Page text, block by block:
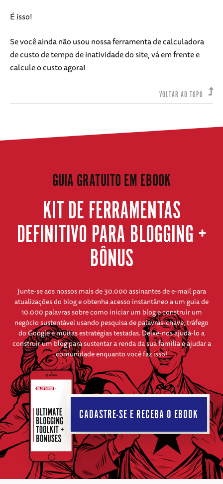
É isso!
Se você ainda não usou nossa ferramenta de calculadora
de custo de tempo de inatividade do site, vá em frente e
calcule o custo agora!
VOLTAR AO TOPO
GUIA GRATUITO EM EBOOK
KIT DE FERRAMENTAS
DEFINITIVO PARA BLOGGING +
BÔNUS
Junte-se aos nossos mais de 30.000 assinantes de e-mail para
atualizações do blog e obtenha acesso instantâneo a um guia de
10.000 palavras sobre como iniciar um blog e construir um
negócio sustentável usando pesquisa de palavras-chave, tráfego
do Google e muitas estratégias testadas. Deixe-nos ajudá-lo a
construir um blog para sustentar a renda da sua família e ajudar a
comunidade enquanto você faz isso!
CADASTRE-SE E RECEBA O EBOOK